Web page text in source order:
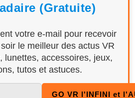
(Gratuite)
votre e-mail pour recevoir
le meilleur des actus VR
lunettes, accessoires, jeux,
tutos et astuces.